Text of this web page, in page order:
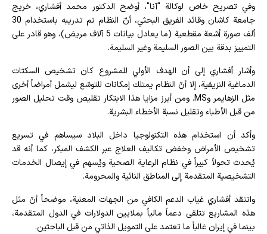
وفي تصريح خاص لوكالة "آنا"، أوضح الدكتور محمد أفشاري، خريج
جامعة كاشان وقائد الفريق البحثي، أنّ النظام تم تدريبه باستخدام 30
ألف صورة أشعة مقطعية (ما يعادل بيانات 5 آلاف مريض)، وهو قادر على
التمييز بدقة بين الصور السليمة وغير السليمة.
وأشار أفشاري إلى أن الهدف الأولي للمشروع كان تشخيص السكتات
الدماغية النزيفية، إلا أنّ النظام يمتلك إمكانات للتوسّع ليشمل أمراضاً أخرى
مثل الزهايمر وMS. ومن أبرز مزايا هذا الابتكار تقليص وقت تحليل الصور
من قبل الأطباء وتقليل نسبة الأخطاء البشرية.
وأكد أن استخدام هذه التكنولوجيا داخل البلاد سيساهم في تسريع
تشخيص الأمراض وخفض تكاليف العلاج عبر الكشف المبكر، كما أنه قد
يُحدث تحولاً كبيراً في نظام الرعاية الصحية ويُسهم في إيصال الخدمات
التشخيصية المتقدمة إلى المناطق النائية والمحرومة.
وانتقد أفشاري غياب الدعم الكافي من الجهات المعنية، موضحاً أنّ مثل
هذه المشاريع تتلقى دعماً مالياً بملايين الدولارات في الدول المتقدمة،
بينما في إيران غالباً ما تعتمد على التمويل الذاتي من قبل الباحثين.